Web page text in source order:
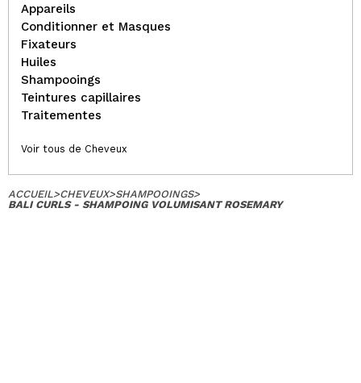
Appareils
Conditionner et Masques
Fixateurs
Huiles
Shampooings
Teintures capillaires
Traitementes
Voir tous de Cheveux
ACCUEIL>CHEVEUX>SHAMPOOINGS>
BALI CURLS - SHAMPOING VOLUMISANT ROSEMARY